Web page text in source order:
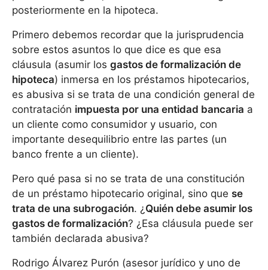
posteriormente en la hipoteca.
Primero debemos recordar que la jurisprudencia
sobre estos asuntos lo que dice es que esa
cláusula (asumir los gastos de formalización de
hipoteca) inmersa en los préstamos hipotecarios,
es abusiva si se trata de una condición general de
contratación impuesta por una entidad bancaria a
un cliente como consumidor y usuario, con
importante desequilibrio entre las partes (un
banco frente a un cliente).
Pero qué pasa si no se trata de una constitución
de un préstamo hipotecario original, sino que se
trata de una subrogación. ¿ Quién debe asumir los
gastos de formalización? ¿Esa cláusula puede ser
también declarada abusiva?
Rodrigo Álvarez Purón (asesor jurídico y uno de